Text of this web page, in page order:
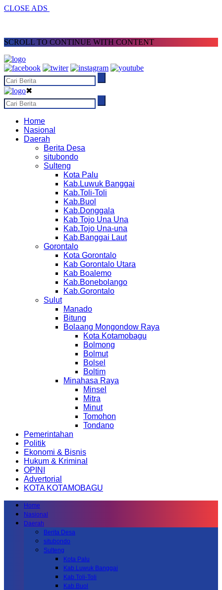
CLOSE ADS
SCROLL TO CONTINUE WITH CONTENT
✖
Home
Nasional
Daerah
Berita Desa
situbondo
Sulteng
Kota Palu
Kab.Luwuk Banggai
Kab.Toli-Toli
Kab.Buol
Kab.Donggala
Kab Tojo Una Una
Kab.Tojo Una-una
Kab.Banggai Laut
Gorontalo
Kota Gorontalo
Kab Gorontalo Utara
Kab Boalemo
Kab.Bonebolango
Kab.Gorontalo
Sulut
Manado
Bitung
Bolaang Mongondow Raya
Kota Kotamobagu
Bolmong
Bolmut
Bolsel
Boltim
Minahasa Raya
Minsel
Mitra
Minut
Tomohon
Tondano
Pemerintahan
Politik
Ekonomi & Bisnis
Hukum & Kriminal
OPINI
Advertorial
KOTA KOTAMOBAGU
Home
Nasional
Daerah
Berita Desa
situbondo
Sulteng
Kota Palu
Kab.Luwuk Banggai
Kab.Toli-Toli
Kab.Buol